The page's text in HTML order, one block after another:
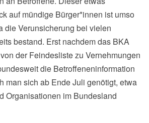
auf mündige Bürger*innen ist umso
die Verunsicherung bei vielen
bestand. Erst nachdem das BKA
der Feindesliste zu Vernehmungen
die Betroffeneninformation
man sich ab Ende Juli genötigt, etwa
Organisationen im Bundesland